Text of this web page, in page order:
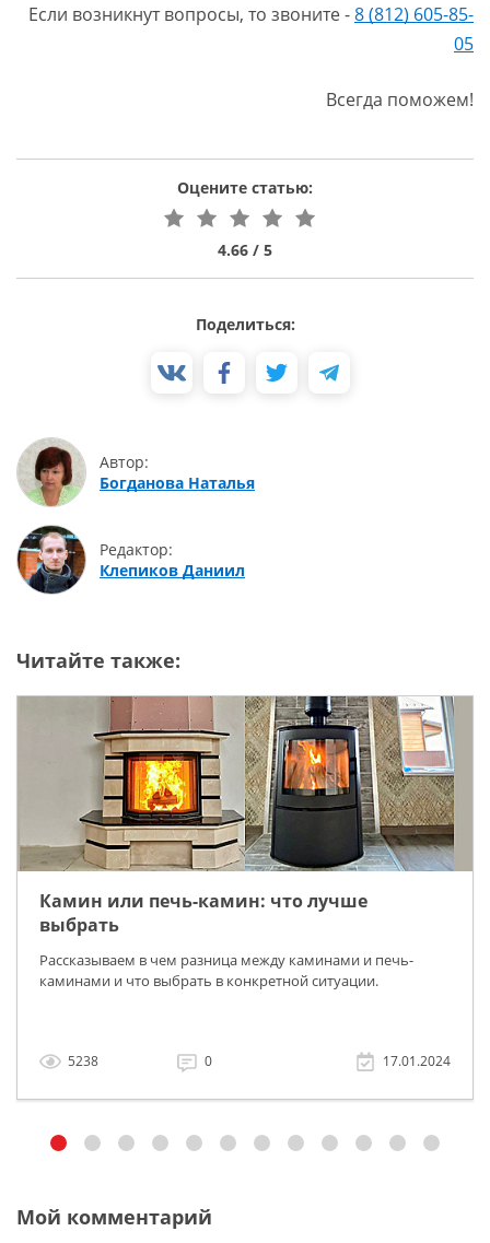
Если возникнут вопросы, то звоните -8 (812) 605-85-
05
Всегда поможем!
Оцените статью:
4.66 / 5
Поделиться:
Автор:
Богданова Наталья
Редактор:
Клепиков Даниил
Читайте также:
Камин или печь-камин: что лучше
выбрать
Рассказываем в чем разница между каминами и печь-
каминами и что выбрать в конкретной ситуации.
5238 0 17.01.2024
Мой комментарий